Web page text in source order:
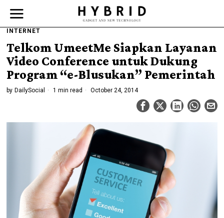
INTERNET
Telkom UmeetMe Siapkan Layanan
Video Conference untuk Dukung
Program “e-Blusukan” Pemerintah
by DailySocial 1 min read October 24, 2014